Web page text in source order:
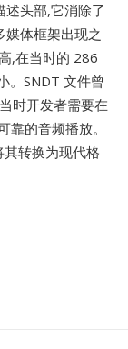
述头部,它消除了
体框架出现之
,在当时的 286
。SNDT 文件曾
时开发者需要在
靠的音频播放。
转换为现代格